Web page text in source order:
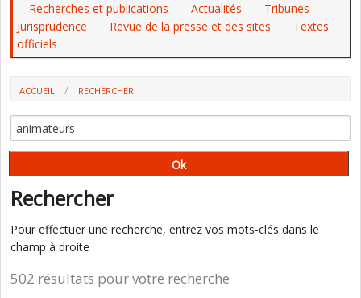
Recherches et publications Actualités
Tribunes
Jurisprudence
Revue de la presse et des sites
Textes
officiels
ACCUEIL RECHERCHER
Rechercher
Pour effectuer une recherche, entrez vos mots-clés dans le
champ à droite
502 résultats pour votre recherche